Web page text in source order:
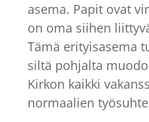
asema. Papit ovat
on oma siihen
Tämä erityisasema
siltä pohjalta
Kirkon kaikki
normaalien